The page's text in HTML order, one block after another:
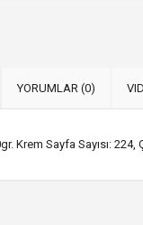
YORUMLAR (0)
Krem Sayfa Sayısı: